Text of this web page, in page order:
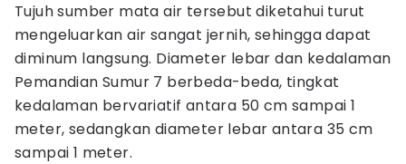
Tujuh sumber mata air tersebut diketahui turut
mengeluarkan air sangat jernih, sehingga dapat
diminum langsung. Diameter lebar dan kedalaman
Pemandian Sumur 7 berbeda-beda, tingkat
kedalaman bervariatif antara 50 cm sampai 1
meter, sedangkan diameter lebar antara 35 cm
sampai 1 meter.